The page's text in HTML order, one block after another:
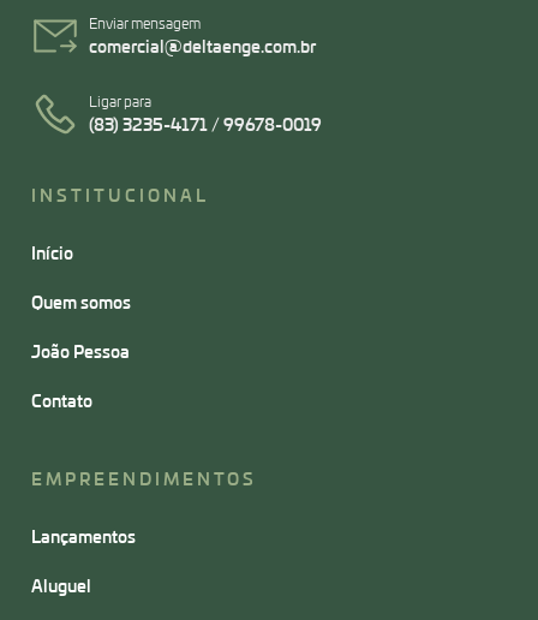
Enviar mensagem
comercial@deltaenge.com.br
Ligar para
(83) 3235-4171 / 99678-0019
INSTITUCIONAL
Início
Quem somos
João Pessoa
Contato
EMPREENDIMENTOS
Lançamentos
Aluguel